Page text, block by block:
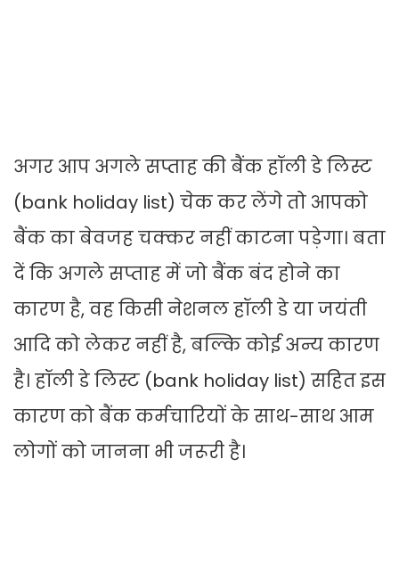
अगर आप अगले सप्ताह की बैंक हॉली डे लिस्ट
(bank holiday list) चेक कर लेंगे तो आपको
बैंक का बेवजह चक्कर नहीं काटना पड़ेगा। बता
दें कि अगले सप्ताह में जो बैंक बंद होने का
कारण है, वह किसी नेशनल हॉली डे या जयंती
आदि को लेकर नहीं है, बल्कि कोई अन्य कारण
है। हॉली डे लिस्ट (bank holiday list) सहित इस
कारण को बैंक कर्मचारियों के साथ-साथ आम
लोगों को जानना भी जरूरी है।